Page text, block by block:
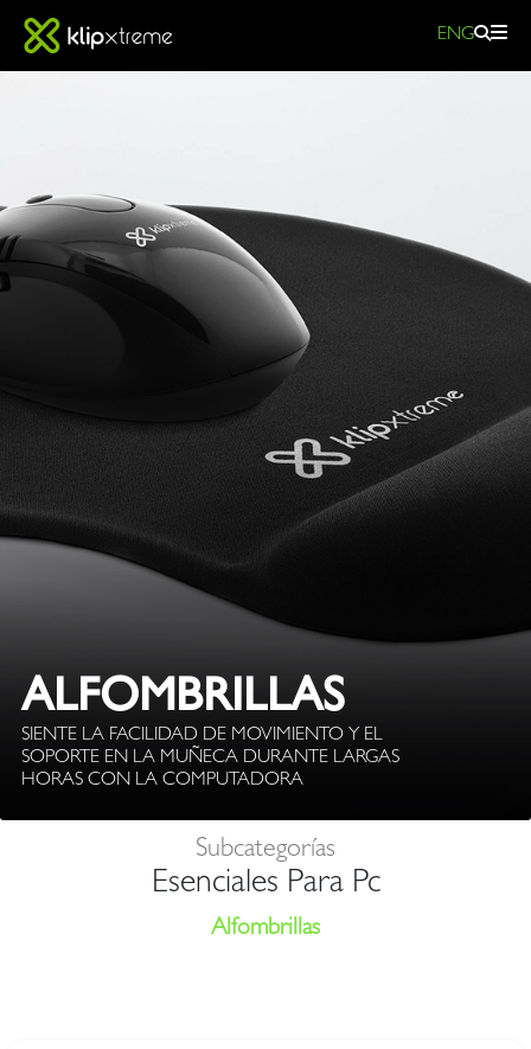
ENG
ALFOMBRILLAS
SIENTE LA FACILIDAD DE MOVIMIENTO Y EL
SOPORTE EN LA MUÑECA DURANTE LARGAS
HORAS CON LA COMPUTADORA
Subcategorías
Esenciales Para Pc
Alfombrillas